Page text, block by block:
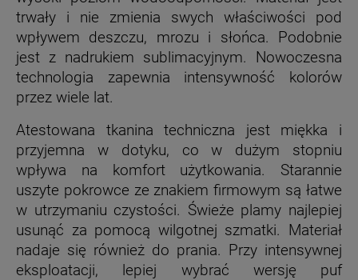
trwały i nie zmienia swych właściwości pod
wpływem deszczu, mrozu i słońca. Podobnie
jest z nadrukiem sublimacyjnym. Nowoczesna
technologia zapewnia intensywność kolorów
przez wiele lat.
Atestowana tkanina techniczna jest miękka i
przyjemna w dotyku, co w dużym stopniu
wpływa na komfort użytkowania. Starannie
uszyte pokrowce ze znakiem firmowym są łatwe
w utrzymaniu czystości. Świeże plamy najlepiej
usunąć za pomocą wilgotnej szmatki. Materiał
nadaje się również do prania. Przy intensywnej
eksploatacji, lepiej wybrać wersję puf